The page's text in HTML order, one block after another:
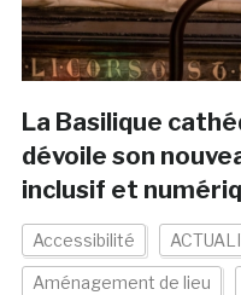
La Basilique
dévoile son
inclusif et
Accessibilité
Aménagement de lieu